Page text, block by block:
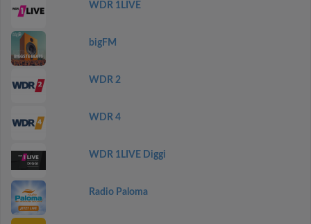
WDR 1LIVE
bigFM
WDR 2
WDR 4
WDR 1LIVE Diggi
Radio Paloma